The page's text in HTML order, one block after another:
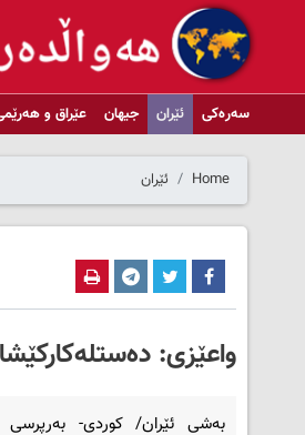
سەرەکی ئێران جیهان عێراق و
Home ئێران
واعێزی:
به‌شی ئێران/ کوردی-